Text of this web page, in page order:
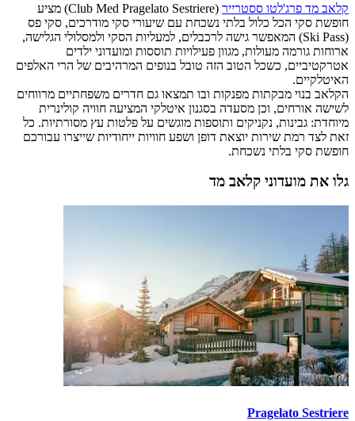
קלאב מד פרג'לטו ססטרייר
(Club Med Pragelato Sestriere) מציע
חופשת סקי הכל כלול בלתי נשכחת עם שיעורי סקי מודרכים, סקי פס
(Ski Pass) המאפשר גישה לרכבלים, למעליות הסקי ולמסלולי הגלישה,
ארוחות גורמה מעולות, מגוון פעילויות תוססות ומועדוני ילדים
אטרקטיביים, כשכל הטוב הזה טובל בנופים המרהיבים של הרי האלפים
האיטלקיים.
הקלאב בנוי מבקתות מפנקות ובו תמצאו גם חדרים משפחתיים מרווחים
לשישה אורחים, וכן מסעדה בסגנון איטלקי המציעה חוויה קולינרית
מיוחדת: גבינות, נקניקים ותוספות מוגשים על פלטות עץ מסורתיות. כל
זאת לצד רמת שירות יוצאת דופן ושפע חוויות ייחודיות שייצרו עבורכם
חופשת סקי בלתי נשכחת.
גלו את מועדוני קלאב מד
Pragelato Sestriere